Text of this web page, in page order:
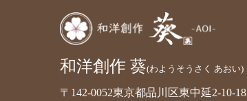
和洋創作 葵(わようそうさく あおい)
〒142-0052東京都品川区東中延2-10-18